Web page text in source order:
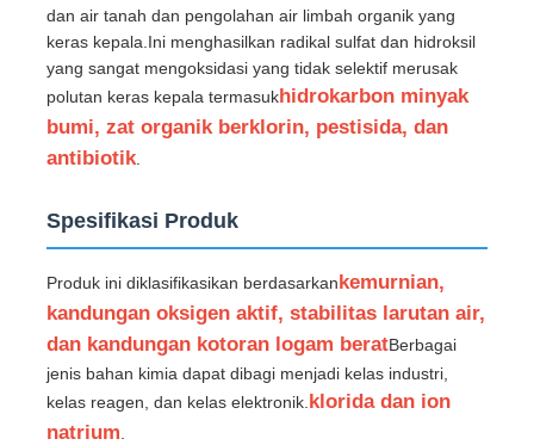
Bahan Kimia Penggunaan Harian
dan air tanah dan pengolahan air limbah organik yang
keras kepala.Ini menghasilkan radikal sulfat dan hidroksil
yang sangat mengoksidasi yang tidak selektif merusak
polutan keras kepala termasukhidrokarbon minyak
bumi, zat organik berklorin, pestisida, dan
antibiotik
Spesifikasi Produk
Produk ini diklasifikasikan berdasarkankemurnian,
kandungan oksigen aktif, stabilitas larutan air,
dan kandungan kotoran logam beratBerbagai
jenis bahan kimia dapat dibagi menjadi kelas industri,
kelas reagen, dan kelas elektronik. klorida dan ion
natrium